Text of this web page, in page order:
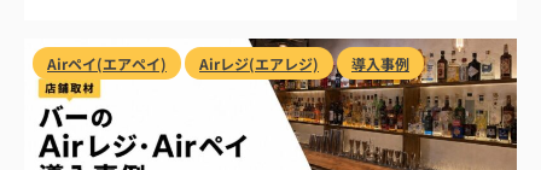
Airペイ(エアペイ) Airレジ(エアレジ) 導入事例